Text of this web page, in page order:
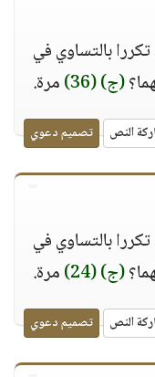
بالتساوي في
(ج)(36) مرة.
النص تصميم دعوي
بالتساوي في
(ج)(24) مرة.
النص تصميم دعوي